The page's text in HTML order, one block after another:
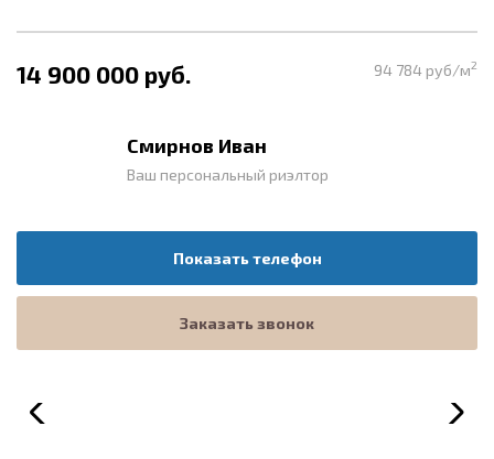
14 900 000 руб. 94 784 руб/м2
Смирнов Иван
Ваш персональный риэлтор
Показать телефон
Заказать звонок